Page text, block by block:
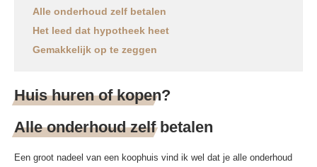
Alle onderhoud zelf betalen
Het leed dat hypotheek heet
Gemakkelijk op te zeggen
Huis huren of kopen?
Alle onderhoud zelf betalen
Een groot nadeel van een koophuis vind ik wel dat je alle onderhoud